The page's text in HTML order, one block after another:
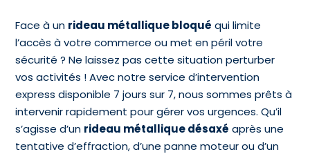
Face à un rideau métallique bloqué qui limite
l’accès à votre commerce ou met en péril votre
sécurité ? Ne laissez pas cette situation perturber
vos activités ! Avec notre service d’intervention
express disponible 7 jours sur 7, nous sommes prêts à
intervenir rapidement pour gérer vos urgences. Qu’il
s’agisse d’un rideau métallique désaxé après une
tentative d’effraction, d’une panne moteur ou d’un